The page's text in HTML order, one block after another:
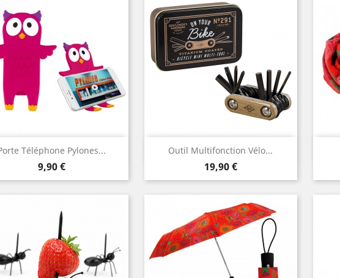
Téléphone Pylones...
Prix
9,90 €
Aperçu rapide Outil Multifonction Vélo...
Prix
19,90 €
Aperçu rapide